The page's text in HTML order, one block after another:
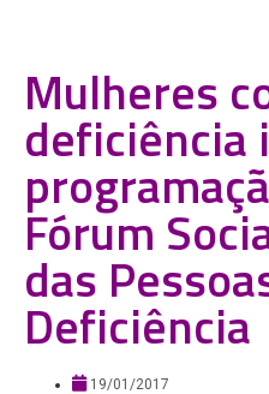
Mulheres
deficiência
Fórum
das
Deficiência
19/01/2017